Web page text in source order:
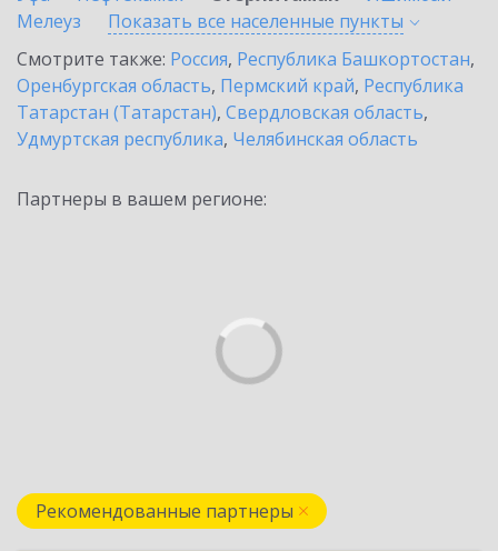
Мелеуз
Показать все населенные пункты
Смотрите также: Россия, Республика Башкортостан,
Оренбургская область, Пермский край, Республика
Татарстан (Татарстан), Свердловская область,
Удмуртская республика, Челябинская область
Партнеры в вашем регионе:
Рекомендованные партнеры